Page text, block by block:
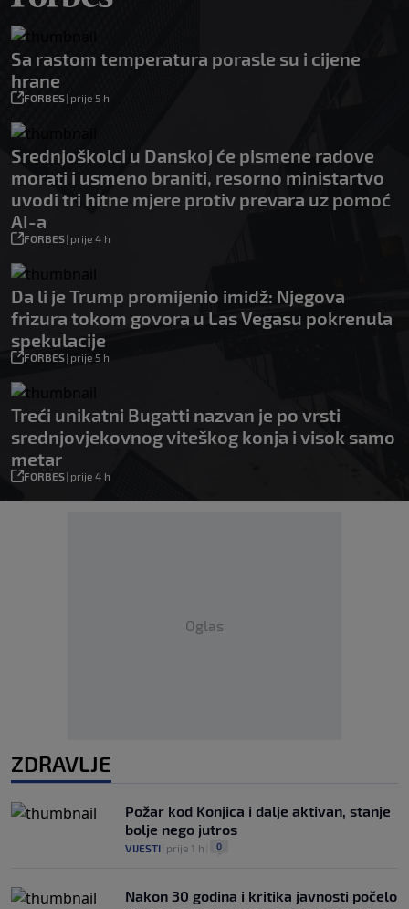
Sa rastom temperatura porasle su i cijene
hrane
FORBES| prije 5 h
Srednjoškolci u Danskoj će pismene radove
morati i usmeno braniti, resorno ministartvo
uvodi tri hitne mjere protiv prevara uz pomoć
AI-a
FORBES| prije 4 h
Da li je Trump promijenio imidž: Njegova
frizura tokom govora u Las Vegasu pokrenula
spekulacije
FORBES| prije 5 h
Treći unikatni Bugatti nazvan je po vrsti
srednjovjekovnog viteškog konja i visok samo
metar
FORBES| prije 4 h
Oglas
ZDRAVLJE
Požar kod Konjica i dalje aktivan, stanje
bolje nego jutros
VIJESTI prije 1 h 0
Nakon 30 godina i kritika javnosti počelo